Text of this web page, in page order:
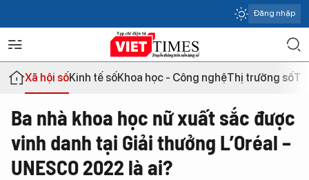
Đăng nhập
Xã hội sốKinh tế sốKhoa học - Công nghệThị trường số
Ba nhà khoa học nữ xuất sắc được
vinh danh tại Giải thưởng L’Oréal –
UNESCO 2022 là ai?